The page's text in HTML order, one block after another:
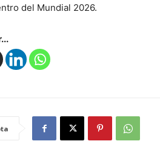
del Mundial 2026.